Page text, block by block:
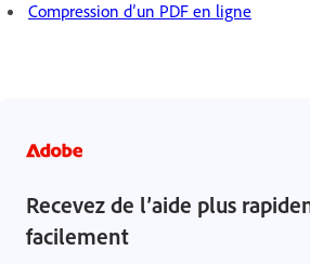
Compression d’un PDF en ligne
Recevez de l’aide plus
facilement